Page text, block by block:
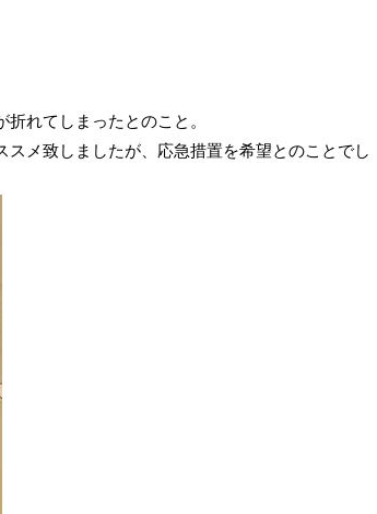
れてしまったとのこと。
メ致しましたが、応急措置を希望とのことでし